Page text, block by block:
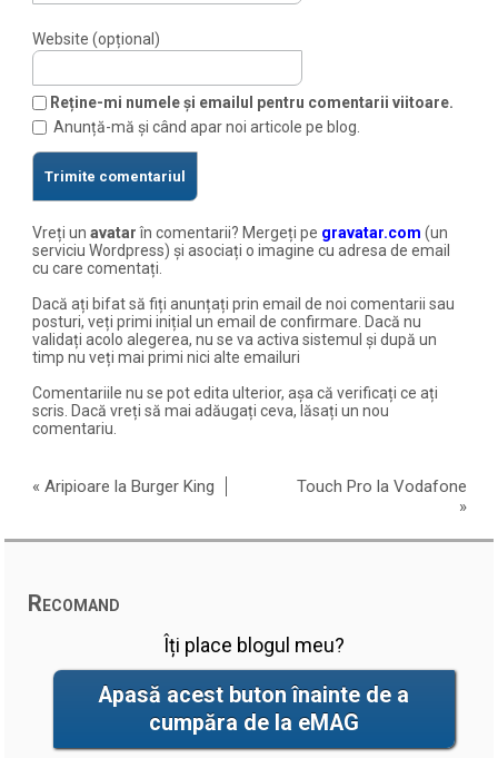
Website (opțional)
Reține-mi numele și emailul pentru comentarii viitoare.
Anunță-mă și când apar noi articole pe blog.
Vreți unavatarîn comentarii? Mergeți pe gravatar.com (un
serviciu Wordpress) și asociați o imagine cu adresa de email
cu care comentați.
Dacă ați bifat să fiți anunțați prin email de noi comentarii sau
posturi, veți primi inițial un email de confirmare. Dacă nu
validați acolo alegerea, nu se va activa sistemul și după un
timp nu veți mai primi nici alte emailuri
Comentariile nu se pot edita ulterior, așa că verificați ce ați
scris. Dacă vreți să mai adăugați ceva, lăsați un nou
comentariu.
«Aripioare la Burger King
Touch Pro la Vodafone
»
Recomand
Îți place blogul meu?
Apasă acest buton înainte de a
cumpăra de la eMAG